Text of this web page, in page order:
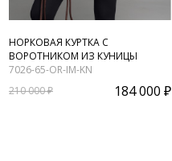
НОРКОВАЯ КУРТКА С
ВОРОТНИКОМ ИЗ КУНИЦЫ
7026-65-OR-IM-KN
210 000 ₽
184 000 ₽